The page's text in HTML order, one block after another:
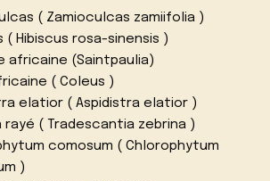
( Zamioculcas zamiifolia )
( Hibiscus rosa-sinensis )
africaine (Saintpaulia)
( Coleus )
elatior ( Aspidistra elatior )
rayé ( Tradescantia zebrina )
comosum ( Chlorophytum
)